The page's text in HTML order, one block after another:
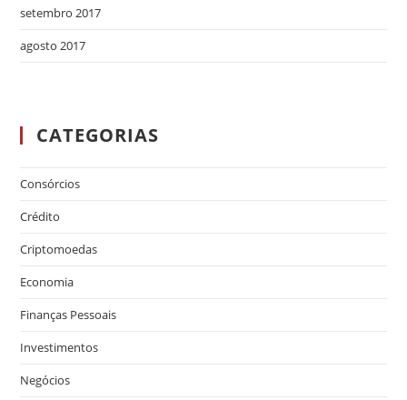
setembro 2017
agosto 2017
CATEGORIAS
Consórcios
Crédito
Criptomoedas
Economia
Finanças Pessoais
Investimentos
Negócios